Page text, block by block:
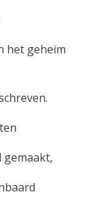
het geheim
gemaakt,